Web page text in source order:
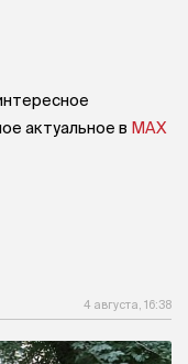
актуальное в MAX
4 августа, 16:38